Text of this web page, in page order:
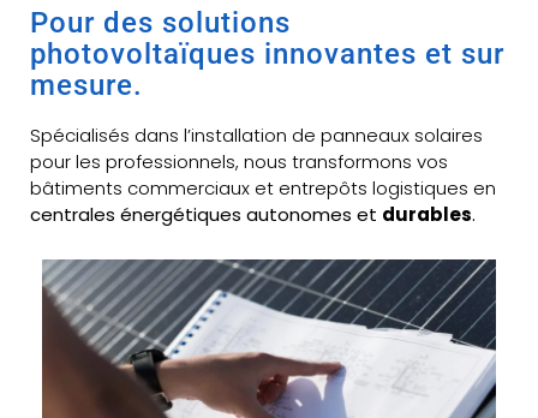
Pour des solutions
photovoltaïques innovantes et sur
mesure.
Spécialisés dans l’installation de panneaux solaires
pour les professionnels, nous transformons vos
bâtiments commerciaux et entrepôts logistiques en
centrales énergétiques autonomes et durables.